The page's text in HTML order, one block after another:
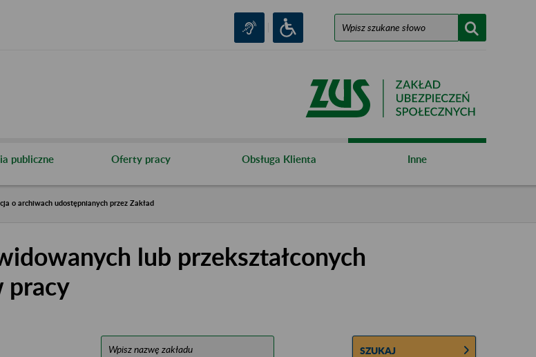
publiczne Oferty pracy Obsługa Klienta Inne
o archiwach udostępnianych przez Zakład
lub przekształconych
pracy
SZUKAJ